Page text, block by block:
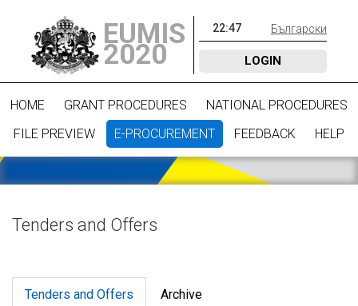
EUMIS
2020
22:47 Български
LOGIN
HOME GRANT PROCEDURES
NATIONAL PROCEDURES
FILE PREVIEW
E-PROCUREMENT FEEDBACK HELP
Tenders and Offers
Tenders and Offers Archive